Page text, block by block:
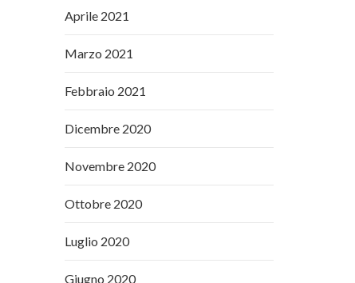
Aprile 2021
Marzo 2021
Febbraio 2021
Dicembre 2020
Novembre 2020
Ottobre 2020
Luglio 2020
Giugno 2020